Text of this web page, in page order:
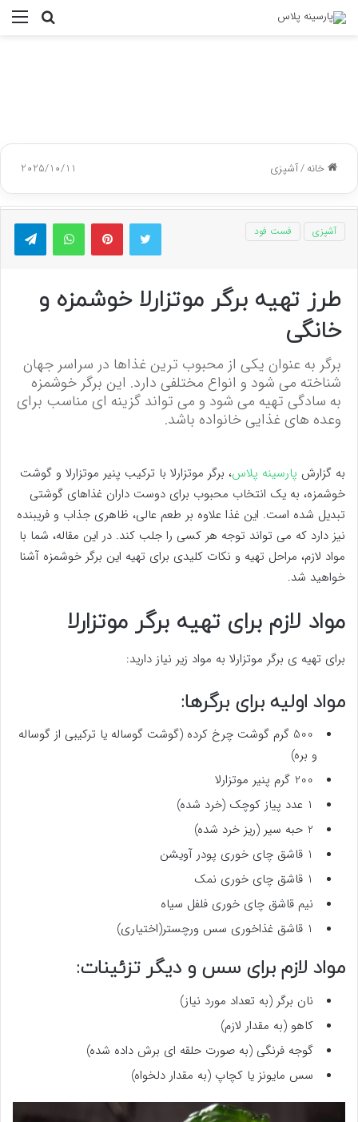
جستجو
خانه/آشپزی 2025/10/11
توییتر پینتریستواتس آپ
آشپزی فست فود
طرز تهیه برگر موتزارلا خوشمزه و
خانگی
برگر به عنوان یکی از محبوب ترین غذاها در سراسر جهان
شناخته می شود و انواع مختلفی دارد. این برگر خوشمزه
به سادگی تهیه می شود و می تواند گزینه ای مناسب برای
وعده های غذایی خانواده باشد.
به گزارش پارسینه پلاس، برگر موتزارلا با ترکیب پنیر موتزارلا و گوشت
خوشمزه، به یک انتخاب محبوب برای دوست داران غذاهای گوشتی
تبدیل شده است. این غذا علاوه بر طعم عالی، ظاهری جذاب و فریبنده
نیز دارد که می تواند توجه هر کسی را جلب کند. در این مقاله، شما با
مواد لازم، مراحل تهیه و نکات کلیدی برای تهیه این برگر خوشمزه آشنا
خواهید شد.
مواد لازم برای تهیه برگر موتزارلا
برای تهیه ی برگر موتزارلا به مواد زیر نیاز دارید:
مواد اولیه برای برگرها:
500 گرم گوشت چرخ کرده (گوشت گوساله یا ترکیبی از گوساله
و بره)
نیم قاشق چای خوری فلفل سیاه
مواد لازم برای سس و دیگر تزئینات:
نان برگر (به تعداد مورد نیاز)
کاهو (به مقدار لازم)
گوجه فرنگی (به صورت حلقه ای برش داده شده)
سس مایونز یا کچاپ (به مقدار دلخواه)